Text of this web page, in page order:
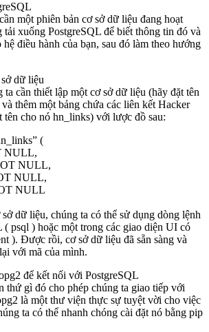
một phiên bản cơ sở dữ liệu đang hoạt
xuống PostgreSQL để biết thông tin đó và
điều hành của bạn, sau đó làm theo hướng
dữ liệu
ta cần thiết lập một cơ sở dữ liệu (hãy đặt tên
thêm một bảng chứa các liên kết Hacker
tên cho nó hn_links) với lược đồ sau:
(
NULL,
NULL,
NULL,
NULL
dữ liệu, chúng ta có thể sử dụng dòng lệnh
( psql ) hoặc một trong các giao diện UI có
). Được rồi, cơ sở dữ liệu đã sẵn sàng và
với mã của mình.
để kết nối với PostgreSQL
thứ gì đó cho phép chúng ta giao tiếp với
là một thư viện thực sự tuyệt vời cho việc
ta có thể nhanh chóng cài đặt nó bằng pip